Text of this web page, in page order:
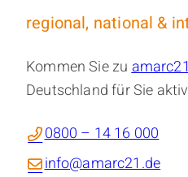
regional, national &
Kommen Sie zu
Deutschland für Sie
0800 – 14 16 000
info@amarc21.de